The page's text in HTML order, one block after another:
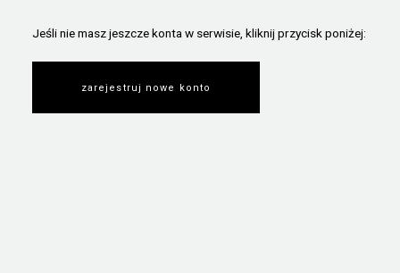
Jeśli nie masz jeszcze konta w serwisie, kliknij przycisk poniżej:
zarejestruj nowe konto